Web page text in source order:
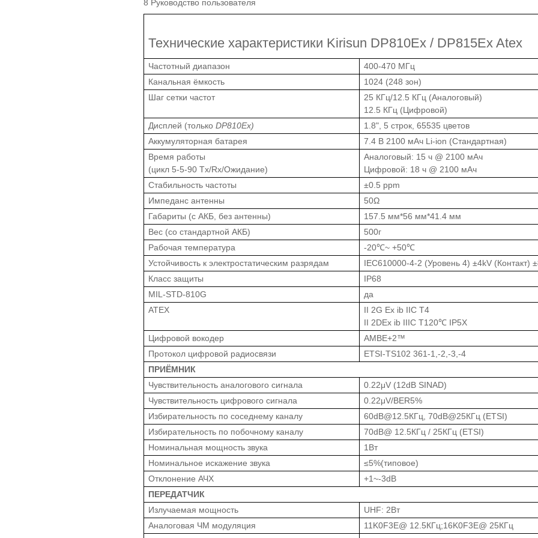
Руководство пользователя
Технические характеристики Kirisun DP810Ex / DP815Ex Atex
Частотный диапазон
400-470 МГц
Канальная ёмкость
1024 (248 зон)
Шаг сетки частот
25 КГц/12.5 КГц (Аналоговый)
12.5 КГц (Цифровой)
Дисплей (только DP810Ex)
1.8", 5 строк, 65535 цветов
Аккумуляторная батарея
7.4 В 2100 мАч Li-ion (Стандартная)
Время работы
(цикл 5-5-90 Tx/Rx/Ожидание)
Аналоговый: 15 ч @ 2100 мАч
Цифровой: 18 ч @ 2100 мАч
Стабильность частоты
±0.5 ppm
Импеданс антенны
50Ω
Габариты (с АКБ, без антенны)
157.5 мм*56 мм*41.4 мм
Вес (со стандартной АКБ)
500г
Рабочая температура
-20℃~ +50℃
Устойчивость к электростатическим разрядам
IEC610000-4-2 (Уровень 4) ±4kV (Контакт)
Класс защиты
IP68
MIL-STD-810G
да
ATEX
II 2G Ex ib IIC T4
II 2DEx ib IIIC T120℃ IP5X
Цифровой вокодер
AMBE+2™
Протокол цифровой радиосвязи
ETSI-TS102 361-1,-2,-3,-4
ПРИЁМНИК
Чувствительность аналогового сигнала
0.22μV (12dB SINAD)
Чувствительность цифрового сигнала
0.22μV/BER5%
Избирательность по соседнему каналу
60dB@12.5КГц, 70dB@25КГц (ETSI)
Избирательность по побочному каналу
70dB@ 12.5КГц / 25КГц (ETSI)
Номинальная мощность звука
1Вт
Номинальное искажение звука
≤5%(типовое)
Отклонение АЧХ
+1~-3dB
ПЕРЕДАТЧИК
Излучаемая мощность
UHF: 2Вт
Аналоговая ЧМ модуляция
11K0F3E@ 12.5КГц;16K0F3E@ 25КГц